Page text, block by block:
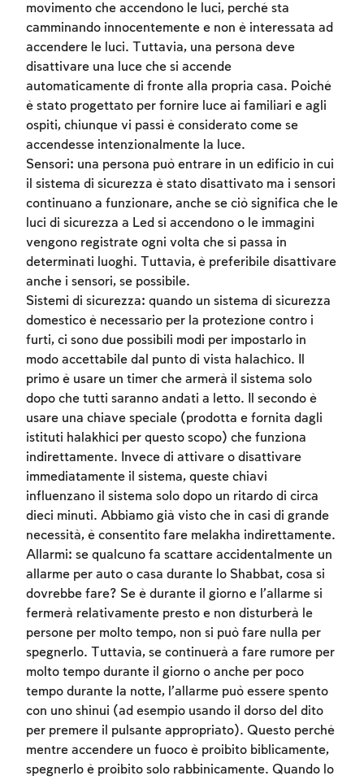
movimento che accendono le luci, perché sta
camminando innocentemente e non è interessata ad
accendere le luci. Tuttavia, una persona deve
disattivare una luce che si accende
automaticamente di fronte alla propria casa. Poiché
è stato progettato per fornire luce ai familiari e agli
ospiti, chiunque vi passi è considerato come se
accendesse intenzionalmente la luce.
Sensori: una persona può entrare in un edificio in cui
il sistema di sicurezza è stato disattivato ma i sensori
continuano a funzionare, anche se ciò significa che le
luci di sicurezza a Led si accendono o le immagini
vengono registrate ogni volta che si passa in
determinati luoghi. Tuttavia, è preferibile disattivare
anche i sensori, se possibile.
Sistemi di sicurezza: quando un sistema di sicurezza
domestico è necessario per la protezione contro i
furti, ci sono due possibili modi per impostarlo in
modo accettabile dal punto di vista halachico. Il
primo è usare un timer che armerà il sistema solo
dopo che tutti saranno andati a letto. Il secondo è
usare una chiave speciale (prodotta e fornita dagli
istituti halakhici per questo scopo) che funziona
indirettamente. Invece di attivare o disattivare
immediatamente il sistema, queste chiavi
influenzano il sistema solo dopo un ritardo di circa
dieci minuti. Abbiamo già visto che in casi di grande
necessità, è consentito fare melakha indirettamente.
Allarmi: se qualcuno fa scattare accidentalmente un
allarme per auto o casa durante lo Shabbat, cosa si
dovrebbe fare? Se è durante il giorno e l’allarme si
fermerà relativamente presto e non disturberà le
persone per molto tempo, non si può fare nulla per
spegnerlo. Tuttavia, se continuerà a fare rumore per
molto tempo durante il giorno o anche per poco
tempo durante la notte, l’allarme può essere spento
con uno shinui (ad esempio usando il dorso del dito
per premere il pulsante appropriato). Questo perché
mentre accendere un fuoco è proibito biblicamente,
spegnerlo è proibito solo rabbinicamente. Quando lo
Account required
To mark concepts as learned, you'll need
to create an account or log in.
Sign up Login